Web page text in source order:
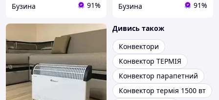
Бузина 91% Бузина 91%
Дивись також
Конвектори
Конвектор ТЕРМІЯ
Конвектор парапетний
Конвектор термія 1500 вт